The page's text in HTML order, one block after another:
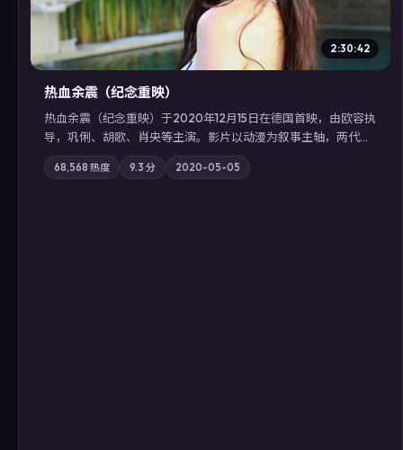
2:30:42
热血余震（纪念重映）
热血余震（纪念重映）于2020年12月15日在德国首映，由欧容执
导，巩俐、胡歌、肖央等主演。影片以动漫为叙事主轴，两代人
的执念在暴风雨夜正面相撞；摄影与配乐强化地域气质；站内亦
可通过「国产免费观看高清电视剧在线看」延展检索同类型高分
68,568 热度 9.3 分 2020-05-05